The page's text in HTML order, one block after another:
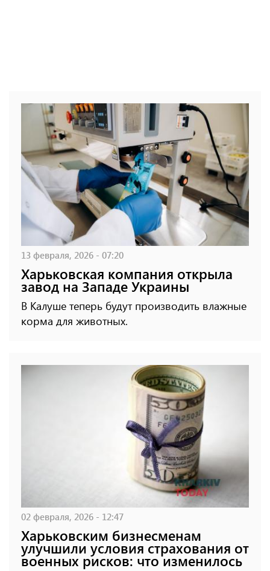
13 февраля, 2026 - 07:20
Харьковская компания открыла
завод на Западе Украины
В Калуше теперь будут производить влажные
корма для животных.
02 февраля, 2026 - 12:47
Харьковским бизнесменам
улучшили условия страхования от
военных рисков: что изменилось